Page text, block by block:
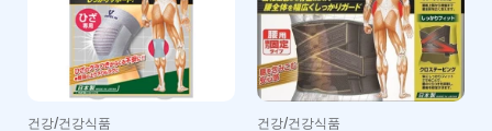
건강/건강식품 건강/건강식품